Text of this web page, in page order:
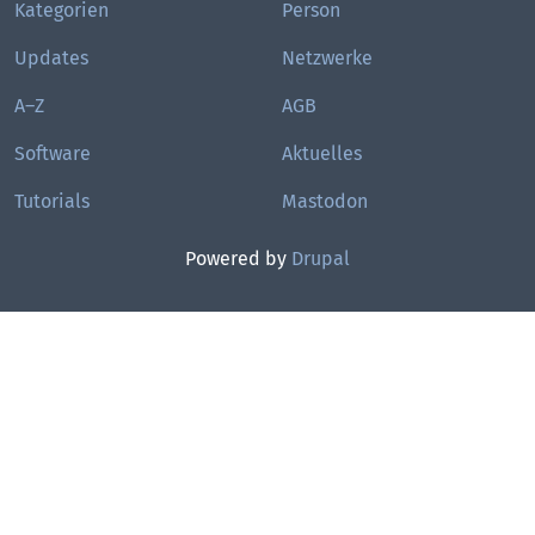
Kategorien
Updates
A–Z
Software
Tutorials
Person
Netzwerke
AGB
Aktuelles
Mastodon
Powered by Drupal